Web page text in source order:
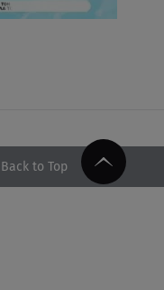
Back to Top